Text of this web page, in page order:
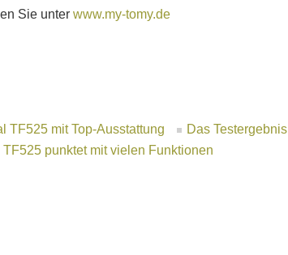
Sie unter www.my-tomy.de
TF525 mit Top-Ausstattung
Das Testergebnis
punktet mit vielen Funktionen